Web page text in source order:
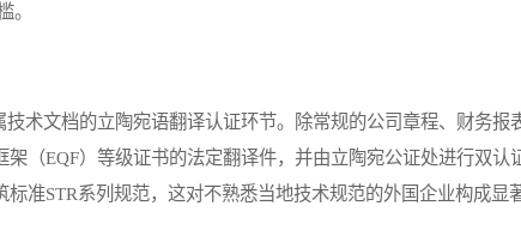
。
文档的立陶宛语翻译认证环节。除常规的公司章程、财务报
架（EQF）等级证书的法定翻译件，并由立陶宛公证处进行双认
准STR系列规范，这对不熟悉当地技术规范的外国企业构成显